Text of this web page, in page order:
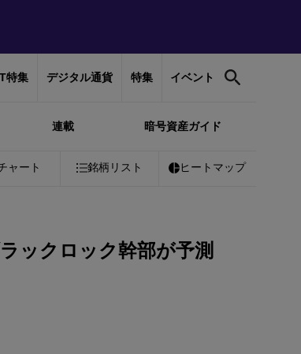
特集 デジタル通貨 特集 イベント
連載 暗号資産ガイド
ャート 銘柄リスト ヒートマップ
ックロック幹部が予測